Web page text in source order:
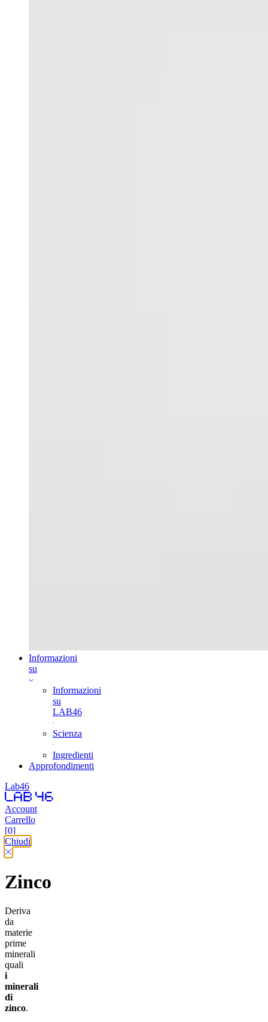
Informazioni
su
Informazioni
su
LAB46
Scienza
Ingredienti
Approfondimenti
Lab46
Account
Carrello
[0]
Chiudi
Zinco
Deriva
da
materie
prime
minerali
quali
i
minerali
di
zinco.